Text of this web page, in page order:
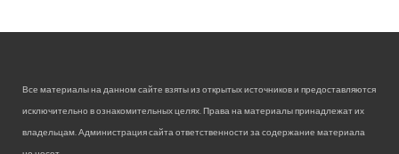
Все материалы на данном сайте взяты из открытых источников и предоставляются
исключительно в ознакомительных целях. Права на материалы принадлежат их
владельцам. Администрация сайта ответственности за содержание материала